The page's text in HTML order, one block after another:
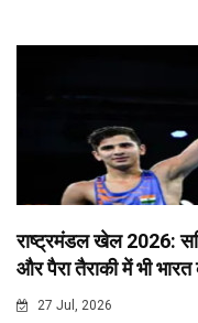
राष्ट्रमंडल खेल 2026:
और पैरा तैराकी में भी
27 Jul, 2026